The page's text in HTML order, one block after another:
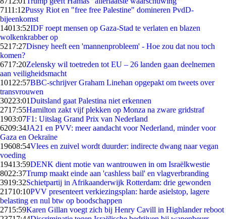
7111:12Pussy Riot en "free free Palestine" domineren PvdD-
bijeenkomst
14013:52IDF roept mensen op Gaza-Stad te verlaten en blazen
wolkenkrabber op
5217:27Disney heeft een 'mannenprobleem' - Hoe zou dat nou toch
komen?
6717:20Zelensky wil toetreden tot EU – 26 landen gaan deelnemen
aan veiligheidsmacht
101 22:57BBC-schrijver Graham Linehan opgepakt om tweets over
transvrouwen
30223:01Duitsland gaat Palestina niet erkennen
2717:55Hamilton zakt vijf plekken op Monza na zware gridstraf
1903:07F1: Uitslag Grand Prix van Nederland
6209:34JA21 en PVV: meer aandacht voor Nederland, minder voor
Gaza en Oekraïne
19608:54Vlees en zuivel wordt duurder: indirecte dwang naar vegan
voeding
19413:59DENK dient motie van wantrouwen in om Israëlkwestie
8022:37Trump maakt einde aan 'cashless bail' en vlagverbranding
3919:32Schietpartij in Afrikaanderwijk Rotterdam: drie gewonden
21710:10PVV presenteert verkiezingsplan: harde asielstop, lagere
belasting en nul btw op boodschappen
2715:59Karen Gillan voegt zich bij Henry Cavill in Highlander reboot